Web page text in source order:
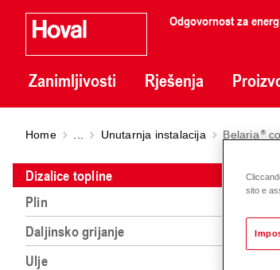
Odgovornost za
Zanimljivosti Rješenja
Home Unutarnja instalacija Belaria
Dizalice topline
Plin
Daljinsko grijanje
Ulje
sito e